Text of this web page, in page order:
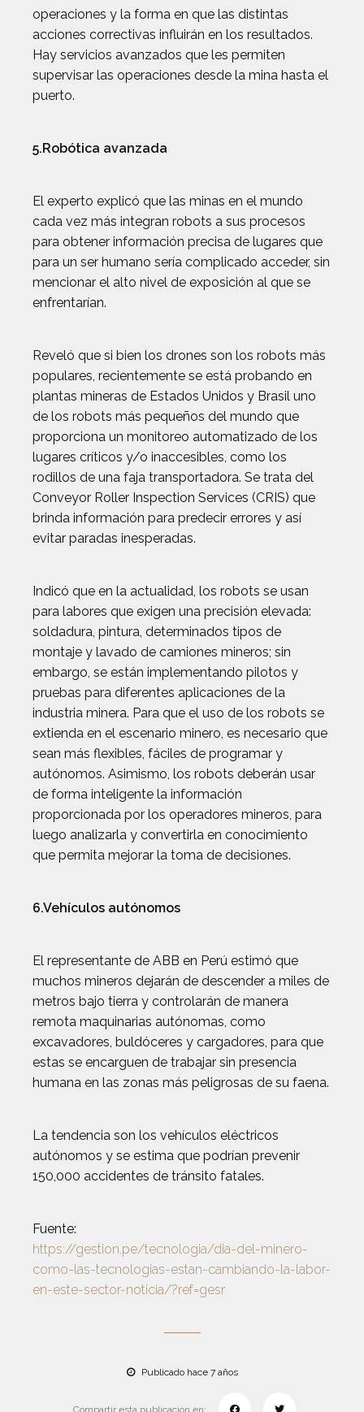
operaciones y la forma en que las distintas
acciones correctivas influirán en los resultados.
Hay servicios avanzados que les permiten
supervisar las operaciones desde la mina hasta el
puerto.
5.Robótica avanzada
El experto explicó que las minas en el mundo
cada vez más integran robots a sus procesos
para obtener información precisa de lugares que
para un ser humano sería complicado acceder, sin
mencionar el alto nivel de exposición al que se
enfrentarían.
Reveló que si bien los drones son los robots más
populares, recientemente se está probando en
plantas mineras de Estados Unidos y Brasil uno
de los robots más pequeños del mundo que
proporciona un monitoreo automatizado de los
lugares críticos y/o inaccesibles, como los
rodillos de una faja transportadora. Se trata del
Conveyor Roller Inspection Services (CRIS) que
brinda información para predecir errores y así
evitar paradas inesperadas.
Indicó que en la actualidad, los robots se usan
para labores que exigen una precisión elevada:
soldadura, pintura, determinados tipos de
montaje y lavado de camiones mineros; sin
embargo, se están implementando pilotos y
pruebas para diferentes aplicaciones de la
industria minera. Para que el uso de los robots se
extienda en el escenario minero, es necesario que
sean más flexibles, fáciles de programar y
autónomos. Asimismo, los robots deberán usar
de forma inteligente la información
proporcionada por los operadores mineros, para
luego analizarla y convertirla en conocimiento
que permita mejorar la toma de decisiones.
6.Vehículos autónomos
El representante de ABB en Perú estimó que
muchos mineros dejarán de descender a miles de
metros bajo tierra y controlarán de manera
remota maquinarias autónomas, como
excavadores, buldóceres y cargadores, para que
estas se encarguen de trabajar sin presencia
humana en las zonas más peligrosas de su faena.
La tendencia son los vehículos eléctricos
autónomos y se estima que podrían prevenir
150,000 accidentes de tránsito fatales.
Fuente:
https://gestion.pe/tecnologia/dia-del-minero-
como-las-tecnologias-estan-cambiando-la-labor-
en-este-sector-noticia/?ref=gesr
Publicado hace 7 años
Compartir esta publicación en: